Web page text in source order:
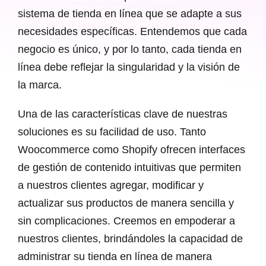
sistema de tienda en línea que se adapte a sus
necesidades específicas. Entendemos que cada
negocio es único, y por lo tanto, cada tienda en
línea debe reflejar la singularidad y la visión de
la marca.
Una de las características clave de nuestras
soluciones es su facilidad de uso. Tanto
Woocommerce como Shopify ofrecen interfaces
de gestión de contenido intuitivas que permiten
a nuestros clientes agregar, modificar y
actualizar sus productos de manera sencilla y
sin complicaciones. Creemos en empoderar a
nuestros clientes, brindándoles la capacidad de
administrar su tienda en línea de manera